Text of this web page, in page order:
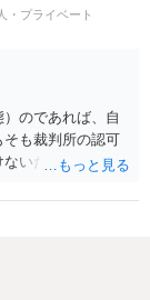
・プライベート
のであれば、自
も裁判所の認可
いため任意整理
ラスが援助して